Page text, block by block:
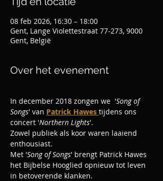
08 feb 2026, 16:30 – 18:00
Gent, Lange Violettestraat 77-273, 9000
Gent, België
Over het evenement
In december 2018 zongen we  'Song of
Songs' van Patrick Hawes tijdens ons
concert 'Northern Lights'.
Zowel publiek als koor waren laaiend
enthousiast.
Met 'Song of Songs' brengt Patrick Hawes
het Bijbelse Hooglied opnieuw tot leven
in betoverende klanken.